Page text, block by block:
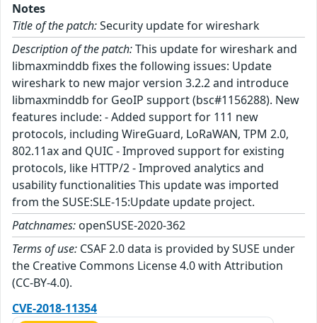
Notes
Title of the patch:Security update for wireshark
Description of the patch:This update for wireshark and
libmaxminddb fixes the following issues: Update
wireshark to new major version 3.2.2 and introduce
libmaxminddb for GeoIP support (bsc#1156288). New
features include: - Added support for 111 new
protocols, including WireGuard, LoRaWAN, TPM 2.0,
802.11ax and QUIC - Improved support for existing
protocols, like HTTP/2 - Improved analytics and
usability functionalities This update was imported
from the SUSE:SLE-15:Update update project.
Patchnames: openSUSE-2020-362
Terms of use: CSAF 2.0 data is provided by SUSE under
the Creative Commons License 4.0 with Attribution
(CC-BY-4.0).
CVE-2018-11354